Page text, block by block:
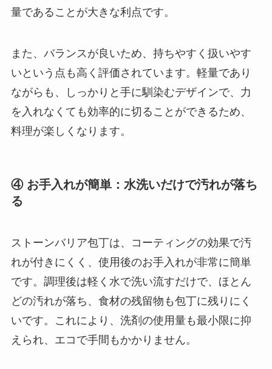
量であることが大きな利点です。
また、バランスが良いため、持ちやすく扱いやす
いという点も高く評価されています。軽量であり
ながらも、しっかりと手に馴染むデザインで、力
を入れなくても効率的に切ることができるため、
料理が楽しくなります。
④ お手入れが簡単：水洗いだけで汚れが落ち
る
ストーンバリア包丁は、コーティングの効果で汚
れが付きにくく、使用後のお手入れが非常に簡単
です。調理後は軽く水で洗い流すだけで、ほとん
どの汚れが落ち、食材の残留物も包丁に残りにく
いです。これにより、洗剤の使用量も最小限に抑
えられ、エコで手間もかかりません。